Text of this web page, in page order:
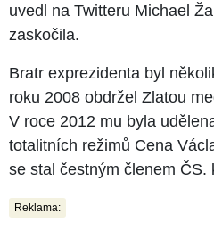
uvedl na Twitteru Michael
zaskočila.
Bratr exprezidenta byl
roku 2008 obdržel Zlatou
V roce 2012 mu byla
totalitních režimů Cena
se stal čestným členem ČS.
Reklama: